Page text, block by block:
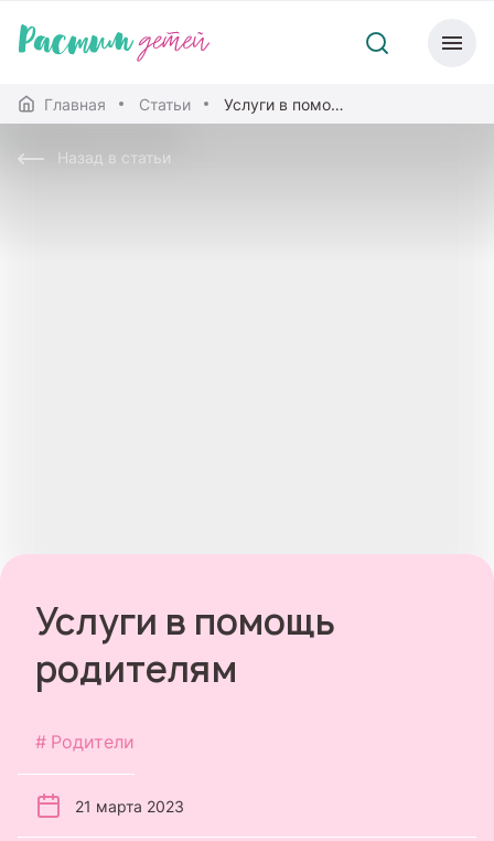
Главная Статьи Услуги в помощь родителям
Назад в статьи
Услуги в помощь
родителям
Родители
21 марта 2023